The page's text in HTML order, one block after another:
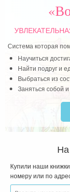
Читать далее
Система которая
Научиться
Найти подруг и
Выбраться из
Заняться собой
На
Купили наши
номеру или по